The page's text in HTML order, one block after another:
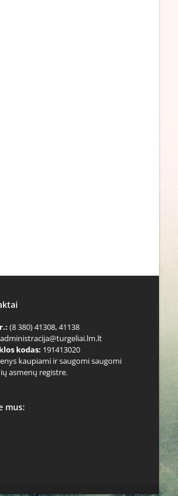
(8 380) 41308, 41138
administracija@turgeliai.lm.lt
kodas: 191413020
kaupiami ir saugomi saugomi
asmenų registre.
mus: